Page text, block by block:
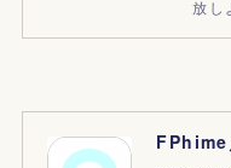
放し
FPhime